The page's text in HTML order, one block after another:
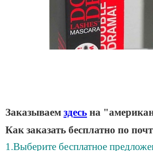
Заказываем здесь на
Как заказать бесплатно по
1.Выберите бесплатное